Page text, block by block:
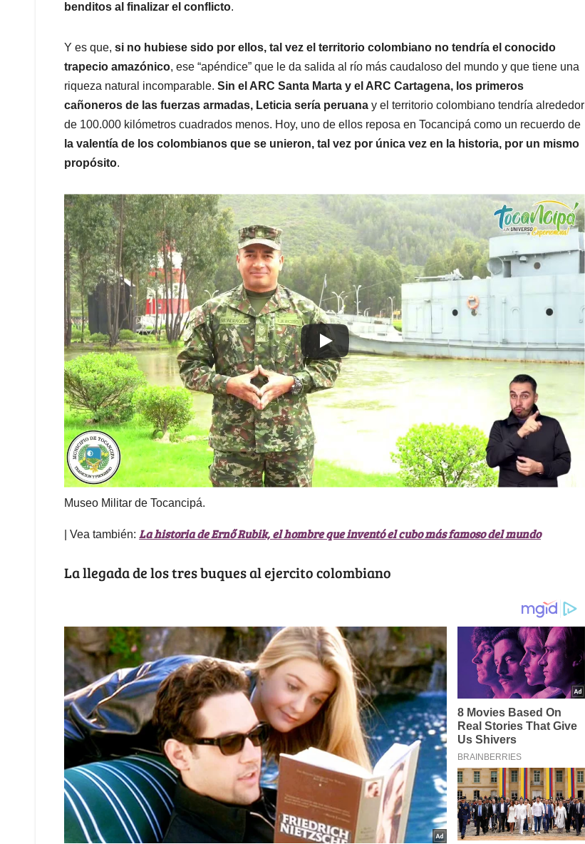
benditos al finalizar el conflicto.
Y es que, si no hubiese sido por ellos, tal vez el territorio colombiano no tendría el conocido
trapecio amazónico, ese “apéndice” que le da salida al río más caudaloso del mundo y que tiene una
riqueza natural incomparable. Sin el ARC Santa Marta y el ARC Cartagena, los primeros
cañoneros de las fuerzas armadas, Leticia sería peruana y el territorio colombiano tendría alrededor
de 100.000 kilómetros cuadrados menos. Hoy, uno de ellos reposa en Tocancipá como un recuerdo de
la valentía de los colombianos que se unieron, tal vez por única vez en la historia, por un mismo
propósito.
Museo Militar de Tocancipá.
| Vea también: La historia de Ernő Rubik, el hombre que inventó el cubo más famoso del mundo
La llegada de los tres buques al ejercito colombiano